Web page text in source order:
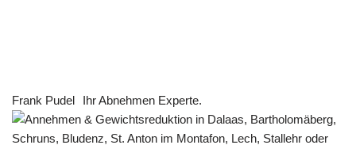
Frank Pudel Ihr Abnehmen Experte.